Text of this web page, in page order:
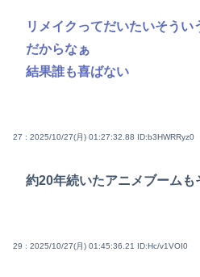
リメイクってだいたいそうい
だからなぁ
結果誰も喜ばない
27 : 2025/10/27(月) 01:27:32.88 ID:b3HWRRyz0
約20年続いたアニメブーム
29 : 2025/10/27(月) 01:45:36.21 ID:Hc/v1VOI0